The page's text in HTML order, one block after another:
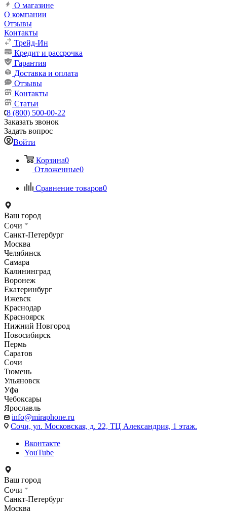
О магазине
О компании
Отзывы
Контакты
Трейд-Ин
Кредит и рассрочка
Гарантия
Доставка и оплата
Отзывы
Контакты
Статьи
8 (800) 500-00-22
Заказать звонок
Задать вопрос
Войти
Корзина0
Отложенные0
Сравнение товаров0
Ваш город
Сочи
Санкт-Петербург
Москва
Челябинск
Самара
Калининград
Воронеж
Екатеринбург
Ижевск
Краснодар
Красноярск
Нижний Новгород
Новосибирск
Пермь
Саратов
Сочи
Тюмень
Ульяновск
Уфа
Чебоксары
Ярославль
info@miraphone.ru
Сочи, ул. Московская, д. 22, ТЦ Александрия, 1 этаж.
Вконтакте
YouTube
Ваш город
Сочи
Санкт-Петербург
Москва